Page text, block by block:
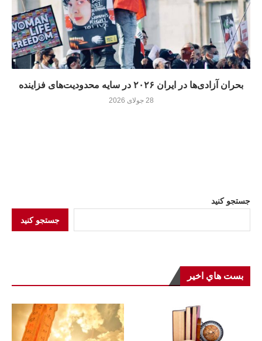
بحران آزادی‌ها در ایران ۲۰۲۶ در سایه محدودیت‌های فزاینده
28 جولای 2026
جستجو کنید
جستجو کنید
بست هاي اخير